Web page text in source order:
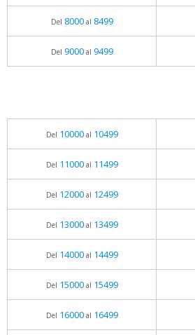
Del 8000al 8499
Del 9000al 9499
Del 10000al 10499
Del 11000al 11499
Del 12000al 12499
Del 13000al 13499
Del 14000al 14499
Del 15000al 15499
Del 16000al 16499